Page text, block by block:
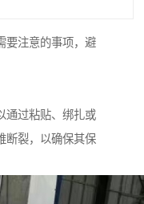
要注意的事项，避
通过粘贴、绑扎或
断裂，以确保其保